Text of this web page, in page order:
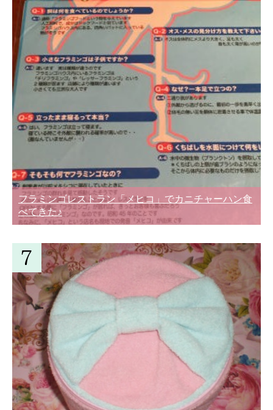
フラミンゴレストラン「メヒコ」でカニチャーハン食
べてきた♪